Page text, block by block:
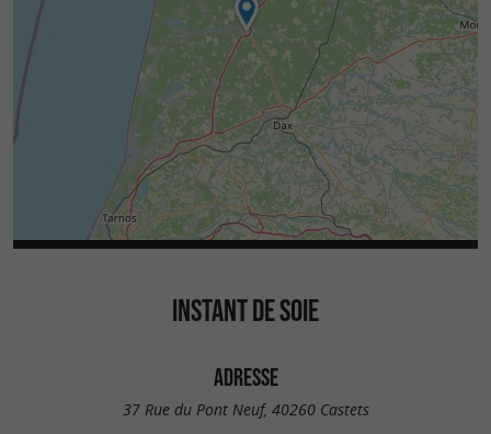
INSTANT DE SOIE
ADRESSE
37 Rue du Pont Neuf, 40260 Castets